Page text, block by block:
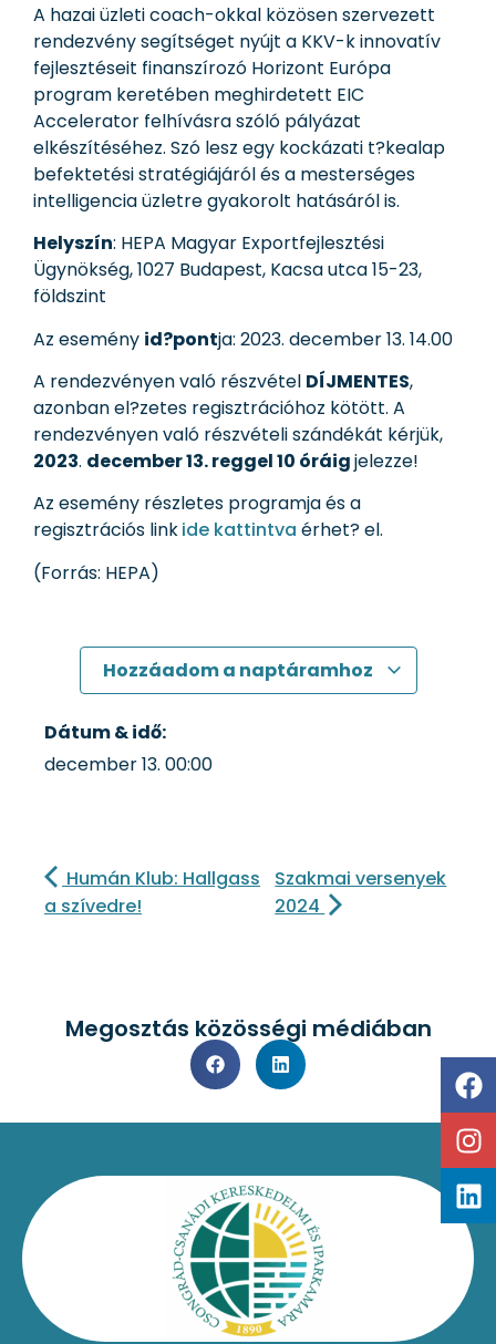
A hazai üzleti coach-okkal közösen szervezett
rendezvény segítséget nyújt a KKV-k innovatív
fejlesztéseit finanszírozó Horizont Európa
program keretében meghirdetett EIC
Accelerator felhívásra szóló pályázat
elkészítéséhez. Szó lesz egy kockázati t?kealap
befektetési stratégiájáról és a mesterséges
intelligencia üzletre gyakorolt hatásáról is.
Helyszín: HEPA Magyar Exportfejlesztési
Ügynökség, 1027 Budapest, Kacsa utca 15-23,
földszint
Az esemény id?pontja: 2023. december 13. 14.00
A rendezvényen való részvétel DÍJMENTES,
azonban el?zetes regisztrációhoz kötött. A
rendezvényen való részvételi szándékát kérjük,
2023. december 13. reggel 10 óráigjelezze!
Az esemény részletes programja és a
regisztrációs linkide kattintva érhet? el.
(Forrás: HEPA)
Hozzáadom a naptáramhoz
Dátum & idő:
december 13. 00:00
Humán Klub: Hallgass
a szívedre!
Szakmai versenyek
2024
Megosztás közösségi médiában